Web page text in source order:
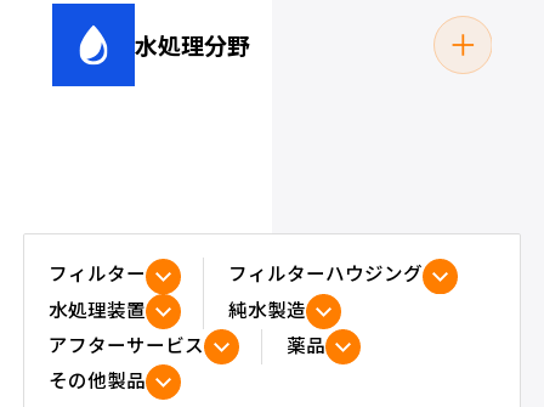
水処理分野
プール・浴場（浴
槽）関連
フィルター
フィルターハウジング
水処理装置
純水製造
アフターサービス
薬品
その他製品